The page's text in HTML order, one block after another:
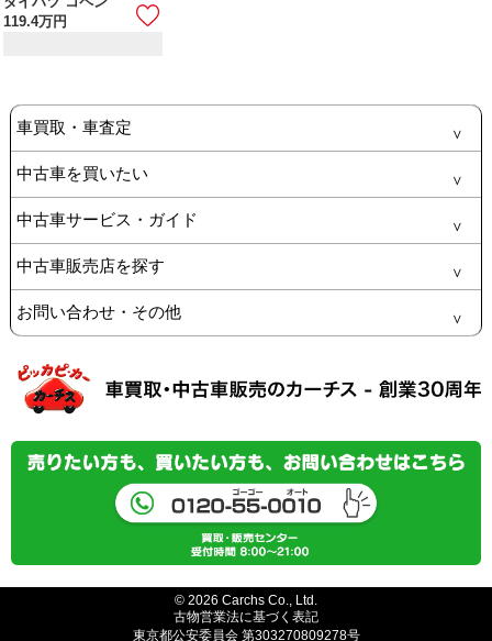
119.4万円
車買取・車査定
中古車を買いたい
中古車サービス・ガイド
中古車販売店を探す
お問い合わせ・その他
© 2026 Carchs Co., Ltd.
古物営業法に基づく表記
東京都公安委員会 第303270809278号